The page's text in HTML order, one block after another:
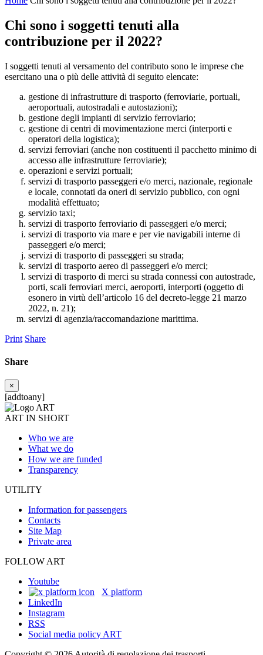
Chi sono i soggetti tenuti alla
contribuzione per il 2022?
I soggetti tenuti al versamento del contributo sono le imprese che
esercitano una o più delle attività di seguito elencate:
gestione di infrastrutture di trasporto (ferroviarie, portuali,
aeroportuali, autostradali e autostazioni);
gestione degli impianti di servizio ferroviario;
gestione di centri di movimentazione merci (interporti e
operatori della logistica);
servizi ferroviari (anche non costituenti il pacchetto minimo di
accesso alle infrastrutture ferroviarie);
operazioni e servizi portuali;
servizi di trasporto passeggeri e/o merci, nazionale, regionale
e locale, connotati da oneri di servizio pubblico, con ogni
modalità effettuato;
servizio taxi;
servizi di trasporto ferroviario di passeggeri e/o merci;
servizi di trasporto via mare e per vie navigabili interne di
passeggeri e/o merci;
servizi di trasporto di passeggeri su strada;
servizi di trasporto aereo di passeggeri e/o merci;
servizi di trasporto di merci su strada connessi con autostrade,
porti, scali ferroviari merci, aeroporti, interporti (oggetto di
esonero in virtù dell’articolo 16 del decreto-legge 21 marzo
2022, n. 21);
servizi di agenzia/raccomandazione marittima.
Print Share
Share
×
[addtoany]
ART IN SHORT
Who we are
What we do
How we are funded
Transparency
UTILITY
Information for passengers
Contacts
Site Map
Private area
FOLLOW ART
Youtube
X platform
LinkedIn
Instagram
RSS
Social media policy ART